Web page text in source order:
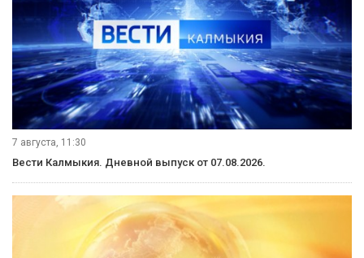
7 августа, 11:30
Вести Калмыкия. Дневной выпуск от 07.08.2026.